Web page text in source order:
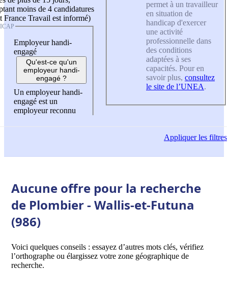
moins de 4 candidatures
France Travail est informé)
Employeur handi-
engagé
Qu'est-ce qu'un
employeur handi-
engagé ?
Un employeur handi-
engagé est un
employeur reconnu
permet à un travailleur
en situation de
handicap d'exercer
une activité
professionnelle dans
des conditions
adaptées à ses
capacités. Pour en
savoir plus, consultez
le site de l’UNEA.
Appliquerles filtres
Aucune offre pour la recherche
de Plombier - Wallis-et-Futuna
(986)
Voici quelques conseils : essayez d’autres mots clés, vérifiez
l’orthographe ou élargissez votre zone géographique de
recherche.